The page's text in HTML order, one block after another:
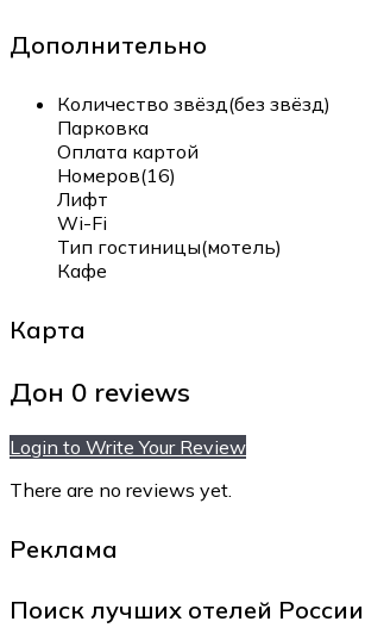
Дополнительно
Количество звёзд(без звёзд)
Парковка
Оплата картой
Номеров(16)
Лифт
Wi-Fi
Тип гостиницы(мотель)
Кафе
Карта
Дон 0 reviews
Login to Write Your Review
There are no reviews yet.
Реклама
Поиск лучших отелей России